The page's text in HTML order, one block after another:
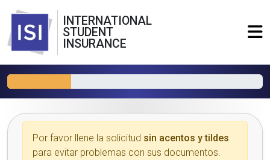
INTERNATIONAL
STUDENT
INSURANCE
Por favor llene la solicitud sin acentos y tildes
para evitar problemas con sus documentos.